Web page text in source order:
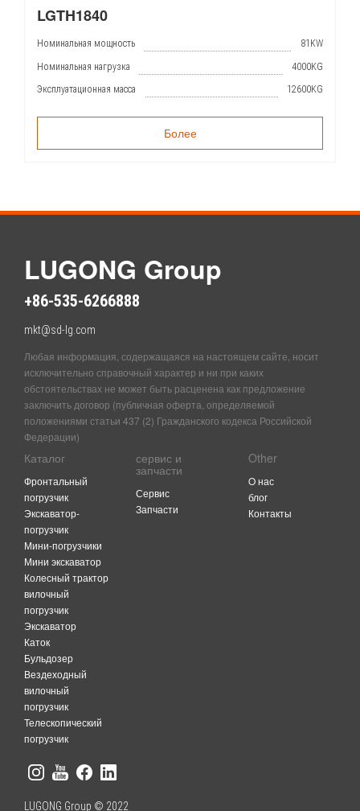
LGTH1840
Номинальная мощность 81KW
Номинальная нагрузка 4000KG
Эксплуатационная масса 12600KG
Более
LUGONG Group
+86-535-6266888
mkt@sd-lg.com
Любая информация, содержащаяся на настоящем сайте, носит
исключительно справочный характер и ни при каких
обстоятельствах не может быть расценена как предложение
заключить договор (публичная оферта, определяемой
положениями статьи 437 (2) Гражданского кодекса Российской
Федерации)
Каталог
Фронтальный
погрузчик
Экскаватор-
погрузчик
Мини-погрузчики
Мини экскаватор
Колесный трактор
вилочный
погрузчик
Экскаватор
Каток
Бульдозер
Вездеходный
вилочный
погрузчик
Телескопический
погрузчик
сервис и
запчасти
Сервис
Запчасти
Other
O нас
блог
Контакты
LUGONG Group © 2022